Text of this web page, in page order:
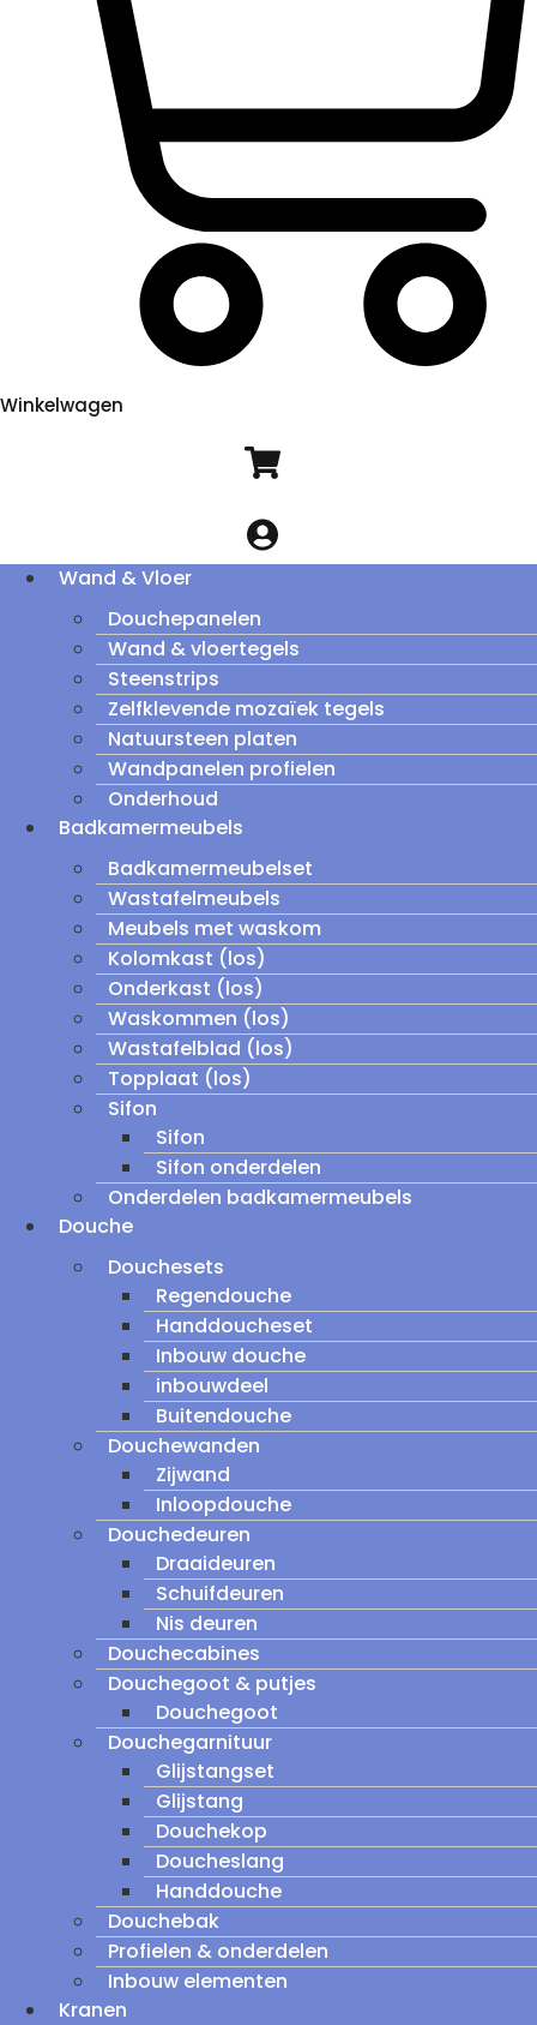
Winkelwagen
Wand & Vloer
Douchepanelen
Wand & vloertegels
Steenstrips
Zelfklevende mozaïek tegels
Natuursteen platen
Wandpanelen profielen
Onderhoud
Badkamermeubels
Badkamermeubelset
Wastafelmeubels
Meubels met waskom
Kolomkast (los)
Onderkast (los)
Waskommen (los)
Wastafelblad (los)
Topplaat (los)
Sifon
Sifon
Sifon onderdelen
Onderdelen badkamermeubels
Douche
Douchesets
Regendouche
Handdoucheset
Inbouw douche
inbouwdeel
Buitendouche
Douchewanden
Zijwand
Inloopdouche
Douchedeuren
Draaideuren
Schuifdeuren
Nis deuren
Douchecabines
Douchegoot & putjes
Douchegoot
Douchegarnituur
Glijstangset
Glijstang
Douchekop
Doucheslang
Handdouche
Douchebak
Profielen & onderdelen
Inbouw elementen
Kranen